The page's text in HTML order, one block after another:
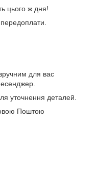
цього ж дня!
для вас
уточнення деталей.
Поштою